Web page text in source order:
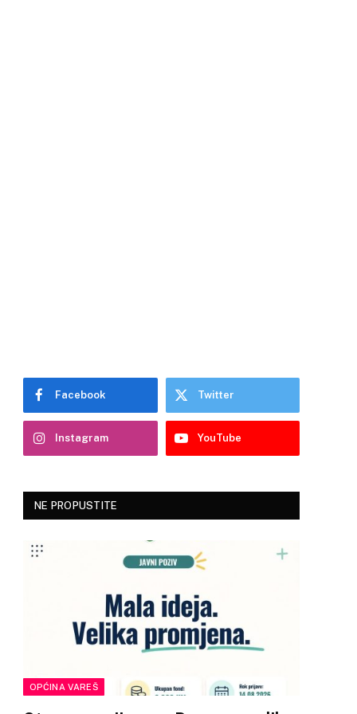
Facebook Twitter
Instagram YouTube
NE PROPUSTITE
OPĆINA VAREŠ